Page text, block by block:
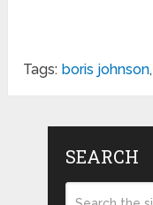
Tags: boris johnson,
SEARCH